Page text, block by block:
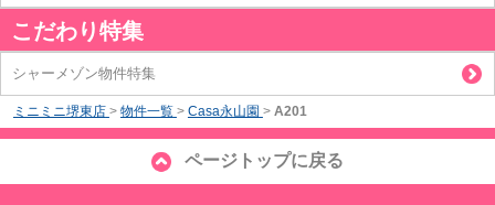
こだわり特集
シャーメゾン物件特集
ミニミニ堺東店 > 物件一覧 > Casa永山園 > A201
ページトップに戻る